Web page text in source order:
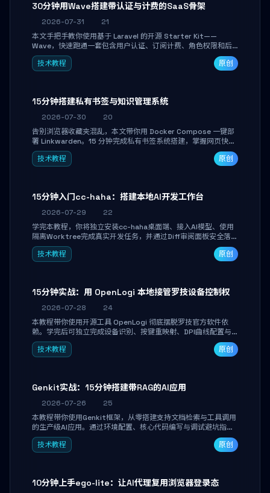
30分钟用Wave搭建带认证与计费的SaaS骨架
2026-07-31
21
本文手把手教你使用基于 Laravel 的开源 Starter Kit——
Wave，快速跑通一套包含用户认证、订阅计费、角色权限和后
台管理的完整 SaaS 骨架。附带 Stripe 测试支付对接与自定义
业务页面开发实战，助你省去重复基建时间，将精力聚焦于核心
技术教程 原创
15分钟搭建私有书签与知识管理系统
2026-07-30
20
告别浏览器收藏夹混乱，本文带你用 Docker Compose 一键部
署 Linkwarden。15 分钟完成私有书签系统搭建，掌握网页快照
归档、高亮批注、分类管理与全文搜索。适合开发者与知识工作
者打造个人知识库，资料统一归档，随时检索。
技术教程 原创
15分钟入门cc-haha：搭建本地AI开发工作台
2026-07-29
22
学完本教程，你将独立安装cc-haha桌面端、接入AI模型、使用
隔离Worktree完成真实开发任务，并通过Diff审阅面板安全落地
AI代码改写。告别终端黑盒操作，让AI在沙箱环境中工作，你只
做审阅和决策。
技术教程 原创
15分钟实战：用 OpenLogi 本地接管罗技设备控制权
2026-07-28
24
本教程带你使用开源工具 OpenLogi 彻底摆脱罗技官方软件依
赖。学完后可独立完成设备识别、按键重映射、DPI曲线配置与
SmartShift调节，实现完全离线控制，保护隐私并释放硬件性
能。
技术教程 原创
Genkit实战：15分钟搭建带RAG的AI应用
2026-07-26
25
本教程带你使用Genkit框架，从零搭建支持文档检索与工具调用
的生产级AI应用。通过环境配置、核心代码编写与调试避坑指
南，学完即可掌握多模型切换、RAG管道构建及函数调用注册，
独立开发高效AI智能体。
技术教程 原创
10分钟上手ego-lite：让AI代理复用浏览器登录态